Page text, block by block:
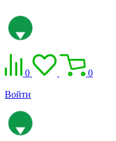
0 0
Войти